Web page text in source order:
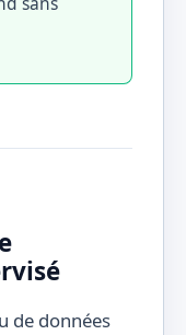
de données